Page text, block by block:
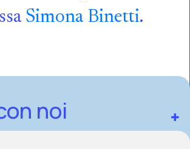
Simona Binetti.
noi